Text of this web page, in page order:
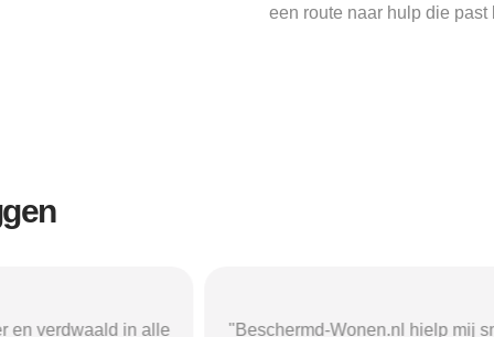
een route naar hulp die
en verdwaald in alle "Beschermd-Wonen.nl hielp mij